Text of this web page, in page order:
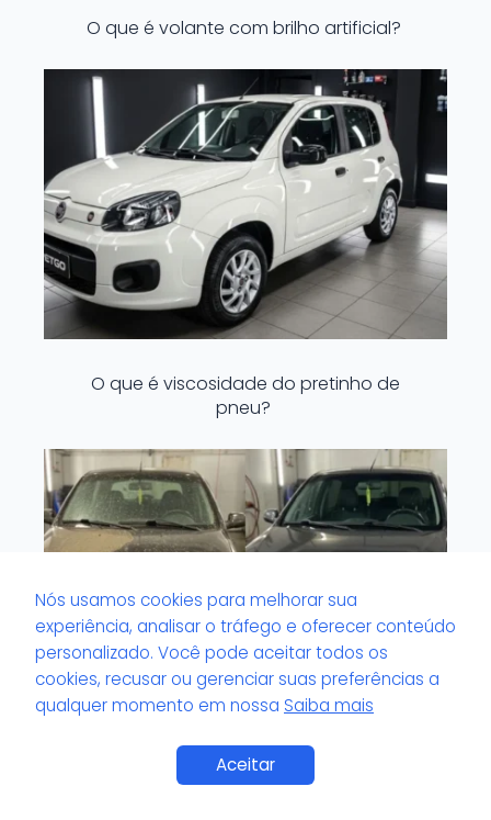
O que é volante com brilho artificial?
O que é viscosidade do pretinho de
pneu?
O que é volante com odor impregnado?
Nós usamos cookies para melhorar sua
experiência, analisar o tráfego e oferecer conteúdo
personalizado. Você pode aceitar todos os
cookies, recusar ou gerenciar suas preferências a
qualquer momento em nossa Saiba mais
AceitarSaiba Mais